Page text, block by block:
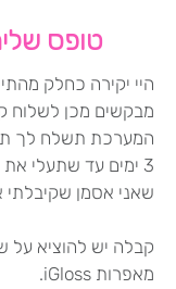
טופס
היי יקירה כחלק
מבקשים מכן לשלוח
המערכת תשלח לך
3 ימים עד שתעלי
שאני אסמן שקיבלתי
קבלה יש להוציא על
מאפרות iGloss.